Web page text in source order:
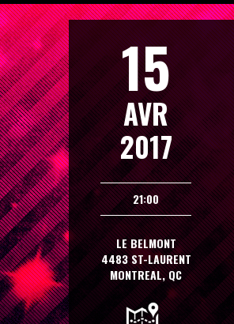
15
AVR
2017
21:00
LE BELMONT
4483 ST-LAURENT
MONTREAL, QC